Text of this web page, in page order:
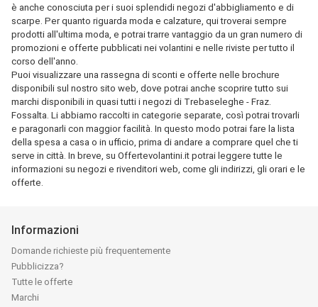
è anche conosciuta per i suoi splendidi negozi d'abbigliamento e di
scarpe. Per quanto riguarda moda e calzature, qui troverai sempre
prodotti all'ultima moda, e potrai trarre vantaggio da un gran numero di
promozioni e offerte pubblicati nei volantini e nelle riviste per tutto il
corso dell'anno.
Puoi visualizzare una rassegna di sconti e offerte nelle brochure
disponibili sul nostro sito web, dove potrai anche scoprire tutto sui
marchi disponibili in quasi tutti i negozi di Trebaseleghe - Fraz.
Fossalta. Li abbiamo raccolti in categorie separate, così potrai trovarli
e paragonarli con maggior facilità. In questo modo potrai fare la lista
della spesa a casa o in ufficio, prima di andare a comprare quel che ti
serve in città. In breve, su Offertevolantini.it potrai leggere tutte le
informazioni su negozi e rivenditori web, come gli indirizzi, gli orari e le
offerte.
Informazioni
Domande richieste più frequentemente
Pubblicizza?
Tutte le offerte
Marchi